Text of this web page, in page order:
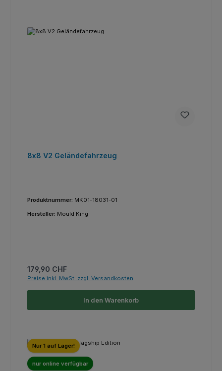
8x8 V2 Geländefahrzeug
Produktnummer: MK01-18031-01
Hersteller: Mould King
Regulärer Preis:
179,90 CHF
Preise inkl. MwSt. zzgl. Versandkosten
In den Warenkorb
Nur 1 auf Lager!
nur online verfügbar